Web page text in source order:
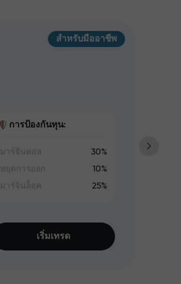
สำหรับมืออาชีพ
การป้องกันทุน:
มาร์จินคอล
30%
หยุดการออก
10%
มาร์จินล็อค
25%
เริ่มเทรด